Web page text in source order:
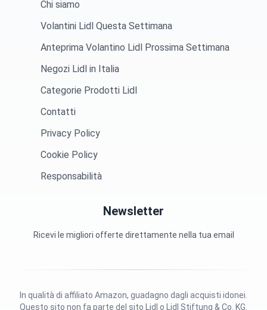
Chi siamo
Volantini Lidl Questa Settimana
Anteprima Volantino Lidl Prossima Settimana
Negozi Lidl in Italia
Categorie Prodotti Lidl
Contatti
Privacy Policy
Cookie Policy
Responsabilità
Newsletter
Ricevi le migliori offerte direttamente nella tua email
Questo sito non fa parte del sito Lidl o Lidl Stiftung & Co. KG.
In qualità di affiliato Amazon, guadagno dagli acquisti idonei.